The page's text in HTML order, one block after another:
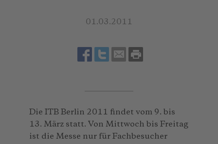
01.03.2011
Die ITB Berlin 2011 findet vom 9. bis
13. März statt. Von Mittwoch bis Freitag
ist die Messe nur für Fachbesucher